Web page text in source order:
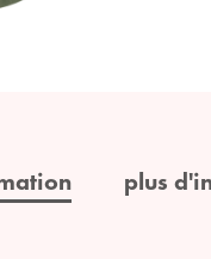
plus